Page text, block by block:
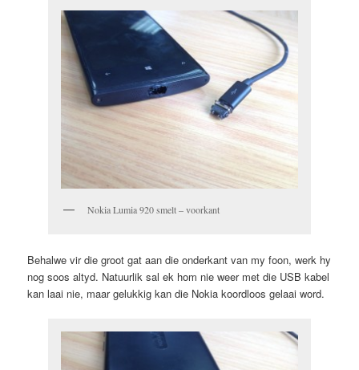
Nokia Lumia 920 smelt – voorkant
Behalwe vir die groot gat aan die onderkant van my foon, werk hy
nog soos altyd. Natuurlik sal ek hom nie weer met die USB kabel
kan laai nie, maar gelukkig kan die Nokia koordloos gelaai word.